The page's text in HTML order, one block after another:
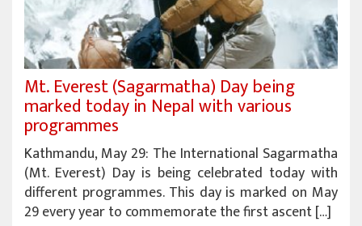
Mt. Everest (Sagarmatha) Day being
marked today in Nepal with various
programmes
Kathmandu, May 29: The International Sagarmatha
(Mt. Everest) Day is being celebrated today with
different programmes. This day is marked on May
29 every year to commemorate the first ascent […]